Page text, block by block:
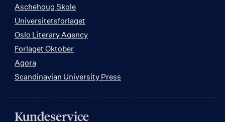
Aschehoug Skole
Universitetsforlaget
Oslo Literary Agency
Forlaget Oktober
Agora
Scandinavian University Press
Kundeservice